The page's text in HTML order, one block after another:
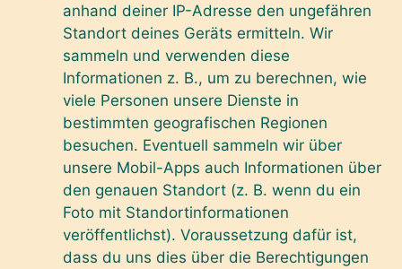
anhand deiner IP-Adresse den ungefähren
Standort deines Geräts ermitteln. Wir
sammeln und verwenden diese
Informationen z. B., um zu berechnen, wie
viele Personen unsere Dienste in
bestimmten geografischen Regionen
besuchen. Eventuell sammeln wir über
unsere Mobil-Apps auch Informationen über
den genauen Standort (z. B. wenn du ein
Foto mit Standortinformationen
veröffentlichst). Voraussetzung dafür ist,
dass du uns dies über die Berechtigungen